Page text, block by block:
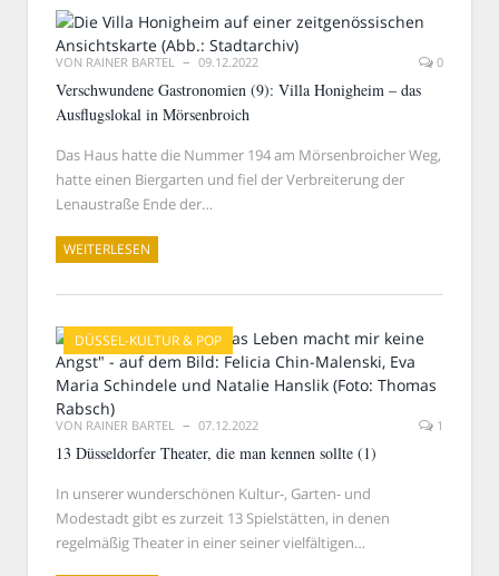
VON RAINER BARTEL 09.12.2022 0
Verschwundene Gastronomien (9): Villa Honigheim – das
Ausflugslokal in Mörsenbroich
Das Haus hatte die Nummer 194 am Mörsenbroicher Weg,
hatte einen Biergarten und fiel der Verbreiterung der
Lenaustraße Ende der…
WEITERLESEN
DÜSSEL-KULTUR & POP
VON RAINER BARTEL 07.12.2022 1
13 Düsseldorfer Theater, die man kennen sollte (1)
In unserer wunderschönen Kultur-, Garten- und
Modestadt gibt es zurzeit 13 Spielstätten, in denen
regelmäßig Theater in einer seiner vielfältigen…